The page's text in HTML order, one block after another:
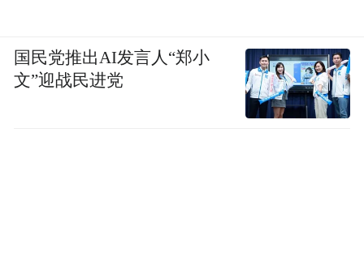
国民党推出AI发言人“郑小
文”迎战民进党